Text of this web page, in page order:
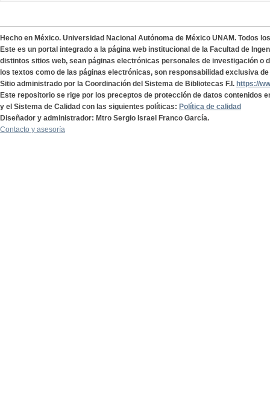
Hecho en México. Universidad Nacional Autónoma de México UNAM. Todos
Este es un portal integrado a la página web institucional de la Facultad de
distintos sitios web, sean páginas electrónicas personales de investigación o
los textos como de las páginas electrónicas, son responsabilidad exclusiva
Sitio administrado por la Coordinación del Sistema de Bibliotecas F.I. https://
Este repositorio se rige por los preceptos de protección de datos contenidos
y el Sistema de Calidad con las siguientes políticas: Política de calidad
Diseñador y administrador: Mtro Sergio Israel Franco García.
Contacto y asesoría